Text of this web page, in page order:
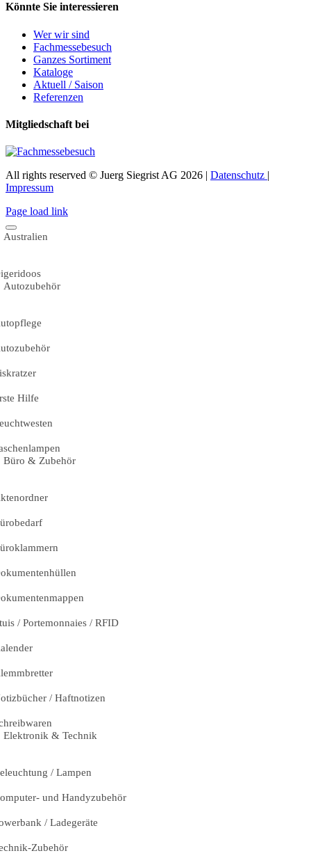
Könnte Sie interessieren
Wer wir sind
Fachmessebesuch
Ganzes Sortiment
Kataloge
Aktuell / Saison
Referenzen
Mitgliedschaft bei
All rights reserved © Juerg Siegrist AG 2026 | Datenschutz |
Impressum
Page load link
Australien
Autozubehör
Hilfe
Büro & Zubehör
/ Portemonnaies / RFID
/ Haftnotizen
Elektronik & Technik
/ Lampen
und Handyzubehör
/ Ladegeräte
Zubehör